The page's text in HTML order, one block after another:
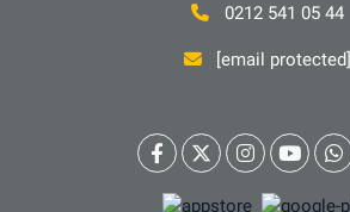
0212 541 05 44
[email protected]